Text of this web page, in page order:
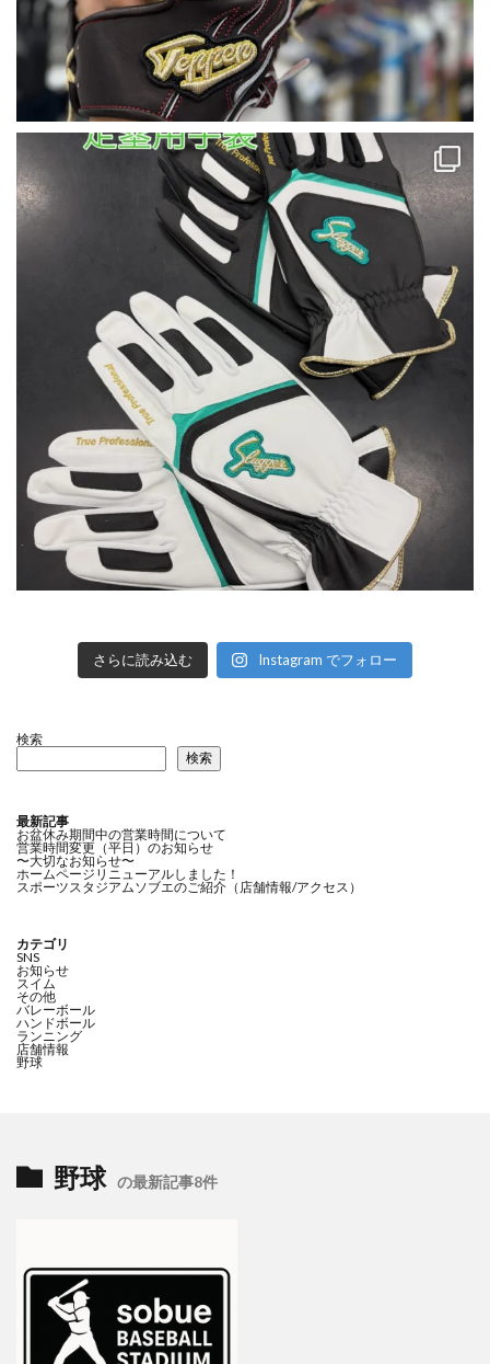
さらに読み込む Instagram でフォロー
検索
検索
最新記事
お盆休み期間中の営業時間について
営業時間変更（平日）のお知らせ
〜大切なお知らせ〜
ホームページリニューアルしました！
スポーツスタジアムソブエのご紹介（店舗情報/アクセス）
カテゴリ
SNS
お知らせ
スイム
その他
バレーボール
ハンドボール
ランニング
店舗情報
野球
野球 の最新記事8件